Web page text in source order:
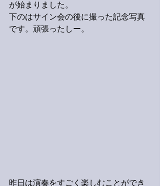
が始まりました。
下のはサイン会の後に撮った記念写真
です。頑張ったしー。
昨日は演奏をすごく楽しむことができ